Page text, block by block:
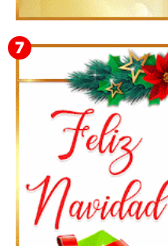
Te deseo una Feliz